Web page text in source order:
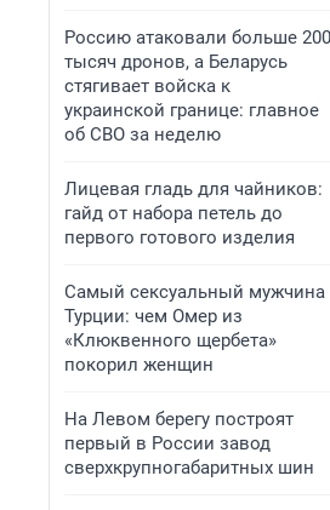
Россию атаковали больше 200
тысяч дронов, а Беларусь
стягивает войска к
украинской границе: главное
об СВО за неделю
Лицевая гладь для чайников:
гайд от набора петель до
первого готового изделия
Самый сексуальный мужчина
Турции: чем Омер из
«Клюквенного щербета»
покорил женщин
На Левом берегу построят
первый в России завод
сверхкрупногабаритных шин